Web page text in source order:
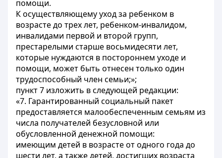
помощи.
К осуществляющему уход за ребенком в
возрасте до трех лет, ребенком-инвалидом,
инвалидами первой и второй групп,
престарелыми старше восьмидесяти лет,
которые нуждаются в постороннем уходе и
помощи, может быть отнесен только один
трудоспособный член семьи;»;
пункт 7 изложить в следующей редакции:
«7. Гарантированный социальный пакет
предоставляется малообеспеченным семьям из
числа получателей безусловной или
обусловленной денежной помощи:
имеющим детей в возрасте от одного года до
шести лет, а также детей, достигших возраста